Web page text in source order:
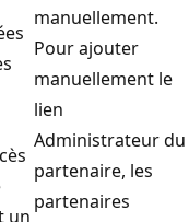
un
manuellement.
Pour ajouter
manuellement le
lien
Administrateur du
partenaire, les
partenaires